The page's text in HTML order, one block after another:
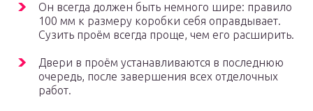
Он всегда должен быть немного шире: правило
100 мм к размеру коробки себя оправдывает.
Сузить проём всегда проще, чем его расширить.
Двери в проём устанавливаются в последнюю
очередь, после завершения всех отделочных
работ.